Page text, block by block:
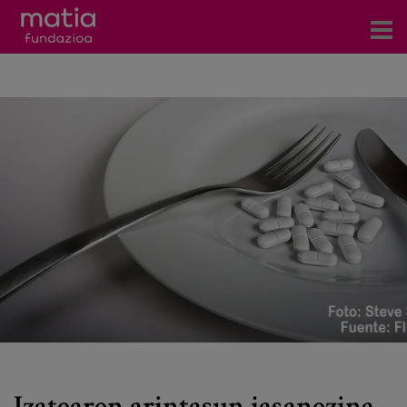
Harremanetarako
Berriak